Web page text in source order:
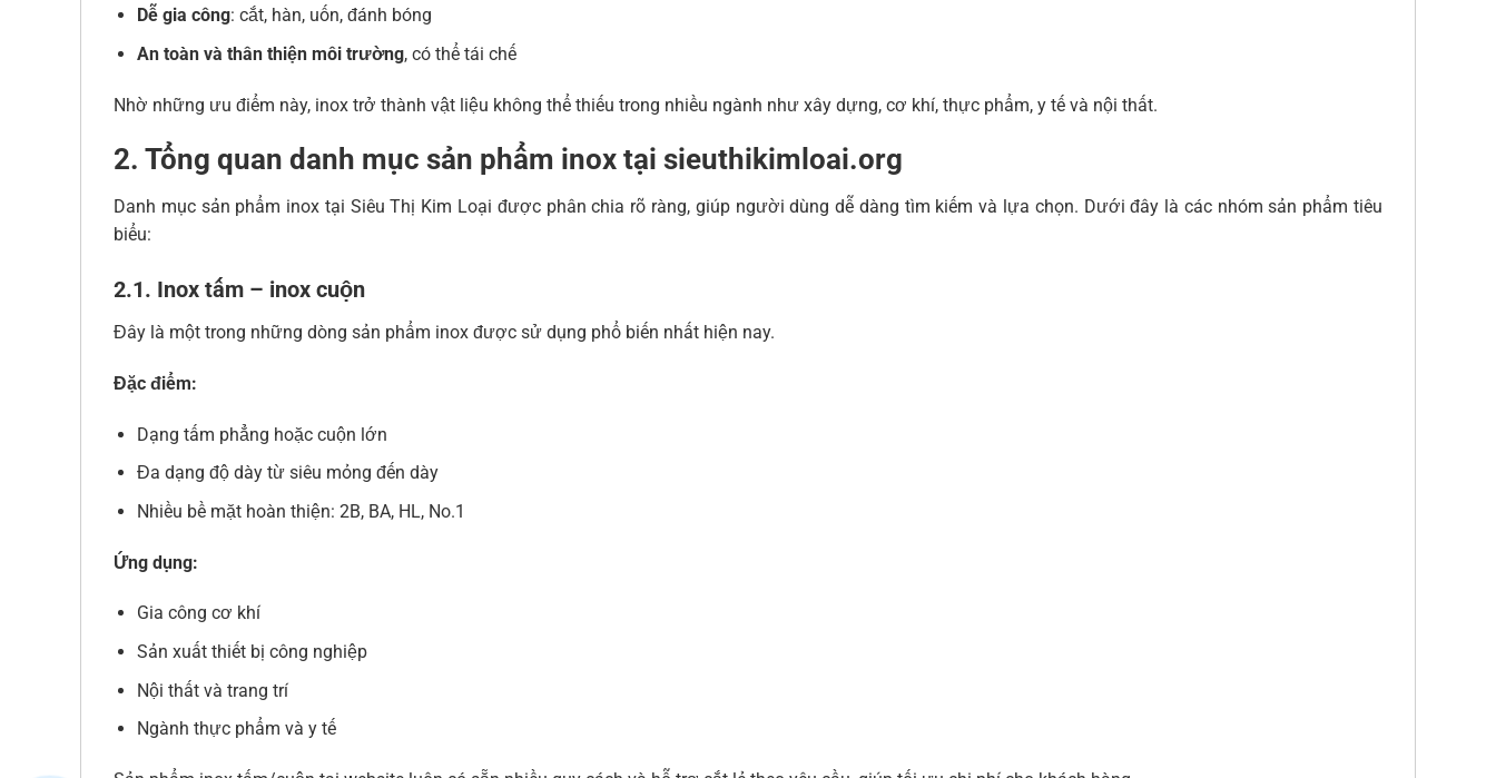
Dễ gia công: cắt, hàn, uốn, đánh bóng
An toàn và thân thiện môi trường, có thể tái chế
Nhờ những ưu điểm này, inox trở thành vật liệu không thể thiếu trong nhiều ngành như xây dựng, cơ khí, thực phẩm, y tế và nội thất.
2. Tổng quan danh mục sản phẩm inox tại sieuthikimloai.org
Danh mục sản phẩm inox tại Siêu Thị Kim Loại được phân chia rõ ràng, giúp người dùng dễ dàng tìm kiếm và lựa chọn. Dưới đây là các nhóm sản phẩm tiêu
biểu:
2.1. Inox tấm – inox cuộn
Đây là một trong những dòng sản phẩm inox được sử dụng phổ biến nhất hiện nay.
Đặc điểm:
Dạng tấm phẳng hoặc cuộn lớn
Đa dạng độ dày từ siêu mỏng đến dày
Nhiều bề mặt hoàn thiện: 2B, BA, HL, No.1
Ứng dụng:
Gia công cơ khí
Sản xuất thiết bị công nghiệp
Nội thất và trang trí
Ngành thực phẩm và y tế